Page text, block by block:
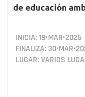
de educación
INICIA:19•MAR•2026
FINALIZA:
LUGAR: VARIOS